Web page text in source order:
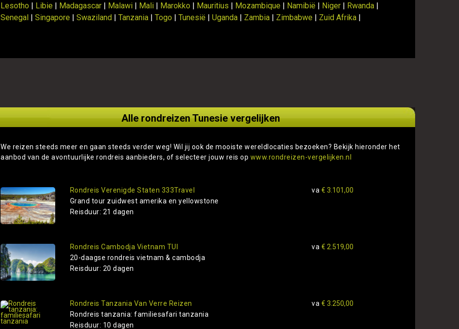
Lesotho | Libie | Madagascar | Malawi | Mali | Marokko | Mauritius | Mozambique | Namibië | Niger | Rwanda |
Senegal |Singapore |Swaziland |Tanzania |Togo |Tunesië |Uganda | Zambia | Zimbabwe | Zuid Afrika |
Alle rondreizen Tunesie vergelijken
We reizen steeds meer en gaan steeds verder weg! Wil jij ook de mooiste wereldlocaties bezoeken? Bekijk hieronder het
aanbod van de avontuurlijke rondreis aanbieders, of selecteer jouw reis op www.rondreizen-vergelijken.nl
Rondreis Verenigde Staten 333Travel
Grand tour zuidwest amerika en yellowstone
Reisduur: 21 dagen
va € 3.101,00
Rondreis Cambodja Vietnam TUI
20-daagse rondreis vietnam & cambodja
Reisduur: 20 dagen
va € 2.519,00
Rondreis Tanzania Van Verre Reizen
Rondreis tanzania: familiesafari tanzania
Reisduur: 10 dagen
va € 3.250,00